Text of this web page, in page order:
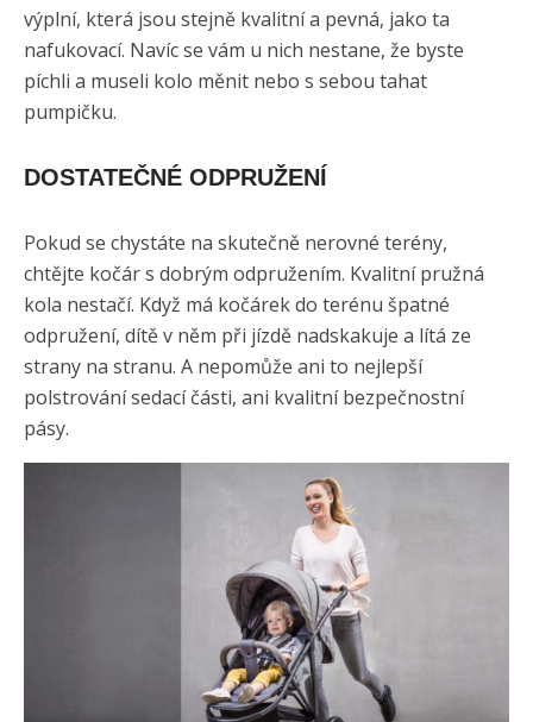
výplní, která jsou stejně kvalitní a pevná, jako ta
nafukovací. Navíc se vám u nich nestane, že byste
píchli a museli kolo měnit nebo s sebou tahat
pumpičku.
DOSTATEČNÉ ODPRUŽENÍ
Pokud se chystáte na skutečně nerovné terény,
chtějte kočár s dobrým odpružením. Kvalitní pružná
kola nestačí. Když má kočárek do terénu špatné
odpružení, dítě v něm při jízdě nadskakuje a lítá ze
strany na stranu. A nepomůže ani to nejlepší
polstrování sedací části, ani kvalitní bezpečnostní
pásy.